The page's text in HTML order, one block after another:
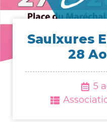
Saulxures
28
5